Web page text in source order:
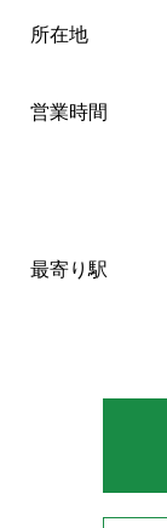
所在地
営業時間
最寄り駅